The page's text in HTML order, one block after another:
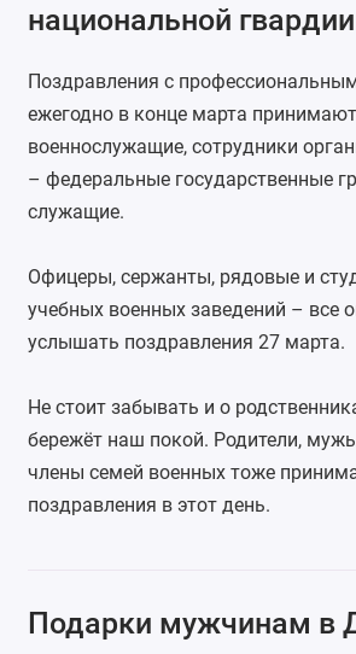
национальной
Поздравления с
ежегодно в конце марта принимают
военнослужащие, сотрудники
– федеральные государственные
служащие.
Офицеры, сержанты, рядовые и
учебных военных заведений – все
услышать поздравления 27 марта.
Не стоит забывать и о
бережёт наш покой. Родители,
члены семей военных тоже
поздравления в этот день.
Подарки мужчинам в